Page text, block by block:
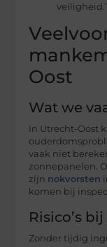
veiligheid.”
Oost
Wat we
In Utrecht-Oost
vaak niet
zonnepanelen.
zijn nokvorsten
komen bij
Risico’s
Zonder tijdig